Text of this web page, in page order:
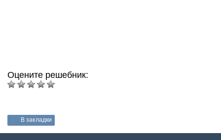
Оцените решебник:
В закладки